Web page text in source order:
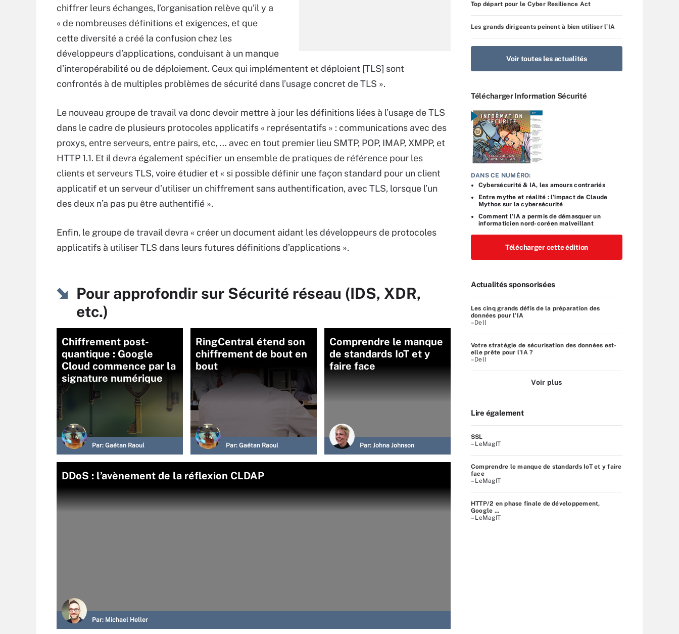
chiffrer leurs échanges, l’organisation relève qu’il y a
« de nombreuses définitions et exigences, et que
cette diversité a créé la confusion chez les
développeurs d’applications, conduisant à un manque
d’interopérabilité ou de déploiement. Ceux qui implémentent et déploient [TLS] sont
confrontés à de multiples problèmes de sécurité dans l’usage concret de TLS ».
Le nouveau groupe de travail va donc devoir mettre à jour les définitions liées à l’usage de TLS
dans le cadre de plusieurs protocoles applicatifs « représentatifs » : communications avec des
proxys, entre serveurs, entre pairs, etc, … avec en tout premier lieu SMTP, POP, IMAP, XMPP, et
HTTP 1.1. Et il devra également spécifier un ensemble de pratiques de référence pour les
clients et serveurs TLS, voire étudier et « si possible définir une façon standard pour un client
applicatif et un serveur d’utiliser un chiffrement sans authentification, avec TLS, lorsque l’un
des deux n’a pas pu être authentifié ».
Enfin, le groupe de travail devra « créer un document aidant les développeurs de protocoles
applicatifs à utiliser TLS dans leurs futures définitions d’applications ».
Pour approfondir sur Sécurité réseau (IDS, XDR,
etc.)
Chiffrement post-
quantique : Google
Cloud commence par la
signature numérique
Par: Gaétan Raoul
RingCentral étend son
chiffrement de bout en
bout
Par: Gaétan Raoul
Comprendre le manque
de standards IoT et y
faire face
Par: Johna Johnson
DDoS : l’avènement de la réflexion CLDAP
Par: Michael Heller
Top départ pour le Cyber Resilience Act
Les grands dirigeants peinent à bien utiliser l’IA
Voir toutes les actualités
Télécharger Information Sécurité
DANS CE NUMÉRO:
Cybersécurité & IA, les amours contrariés
Entre mythe et réalité : l’impact de Claude
Mythos sur la cybersécurité
Comment l’IA a permis de démasquer un
informaticien nord-coréen malveillant
Télécharger cette édition
Actualités sponsorisées
Les cinq grands défis de la préparation des
données pour l’IA
–Dell
Votre stratégie de sécurisation des données est-
elle prête pour l'IA ?
–Dell
Voir plus
Lire également
SSL
– LeMagIT
Comprendre le manque de standards IoT et y faire
face
– LeMagIT
HTTP/2 en phase finale de développement,
Google ...
– LeMagIT